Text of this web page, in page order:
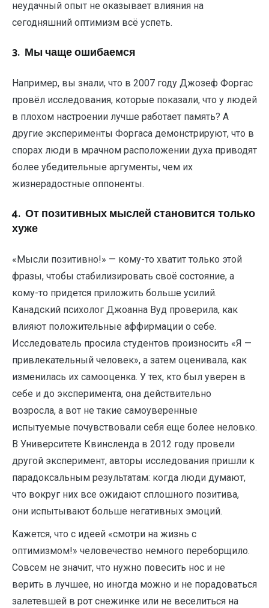
неудачный опыт не оказывает влияния на
сегодняшний оптимизм всё успеть.
3. Мы чаще ошибаемся
Например, вы знали, что в 2007 году Джозеф Форгас
провёл исследования, которые показали, что у людей
в плохом настроении лучше работает память? А
другие эксперименты Форгаса демонстрируют, что в
спорах люди в мрачном расположении духа приводят
более убедительные аргументы, чем их
жизнерадостные оппоненты.
4. От позитивных мыслей становится только
хуже
«Мысли позитивно!» — кому-то хватит только этой
фразы, чтобы стабилизировать своё состояние, а
кому-то придется приложить больше усилий.
Канадский психолог Джоанна Вуд проверила, как
влияют положительные аффирмации о себе.
Исследователь просила студентов произносить «Я —
привлекательный человек», а затем оценивала, как
изменилась их самооценка. У тех, кто был уверен в
себе и до эксперимента, она действительно
возросла, а вот не такие самоуверенные
испытуемые почувствовали себя еще более неловко.
В Университете Квинсленда в 2012 году провели
другой эксперимент, авторы исследования пришли к
парадоксальным результатам: когда люди думают,
что вокруг них все ожидают сплошного позитива,
они испытывают больше негативных эмоций.
Кажется, что с идеей «смотри на жизнь с
оптимизмом!» человечество немного переборщило.
Совсем не значит, что нужно повесить нос и не
верить в лучшее, но иногда можно и не порадоваться
залетевшей в рот снежинке или не веселиться на